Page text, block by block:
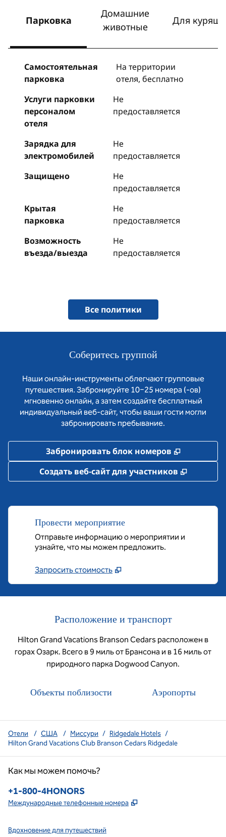
Парковка
Домашние
животные
Для
Самостоятельная
парковка
На территории
отеля, бесплатно
Услуги парковки
персоналом
отеля
Не
предоставляется
Зарядка для
электромобилей
Не
предоставляется
Защищено
Не
предоставляется
Крытая
парковка
Не
предоставляется
Возможность
въезда/выезда
Не
предоставляется
Все политики
Соберитесь группой
Наши онлайн-инструменты облегчают групповые
путешествия. Забронируйте 10−25 номера (-ов)
мгновенно онлайн, а затем создайте бесплатный
индивидуальный веб-сайт, чтобы ваши гости могли
забронировать пребывание.
Забронировать блок номеров ,
Создать веб-сайт для участников
,
Провести мероприятие
Отправьте информацию о мероприятии и
узнайте, что мы можем предложить.
Запросить стоимость
Расположение и транспорт
Hilton Grand Vacations Branson Cedars расположен в
горах Озарк. Всего в 9 миль от Брансона и в 16 миль от
природного парка Dogwood Canyon.
Объекты поблизости Аэропорты
Отели / США / Миссури / Ridgedale Hotels /
Hilton Grand Vacations Club Branson Cedars Ridgedale
Как мы можем помочь?
Телефон:
+1-800-4HONORS
Международные телефонные номера ,
Вдохновение для путешествий